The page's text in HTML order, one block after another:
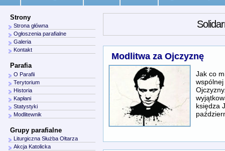
Modlitwa za Ojczyznę
Jak co
księdza
Strony
Strona główna
Ogłoszenia parafialne
Galeria
Kontakt
Parafia
O Parafii
Terytorium
Historia
Kapłani
Statystyki
Modlitewnik
Grupy parafialne
Liturgiczna Służba Ołtarza
Akcja Katolicka